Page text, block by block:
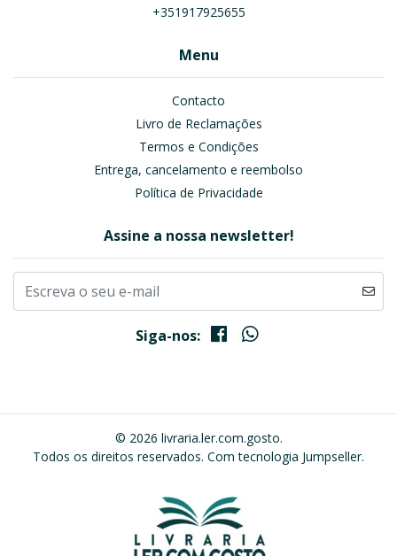
+351917925655
Menu
Contacto
Livro de Reclamações
Termos e Condições
Entrega, cancelamento e reembolso
Política de Privacidade
Assine a nossa newsletter!
Siga-nos:
© 2026 livraria.ler.com.gosto.
Todos os direitos reservados. Com tecnologia Jumpseller.